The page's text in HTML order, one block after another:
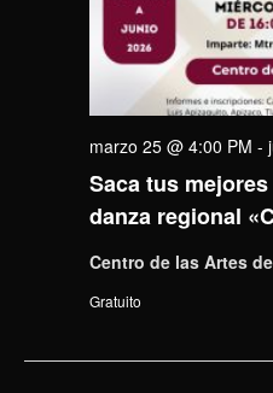
Saca tus
danza regional
marzo 25 @ 4:00 PM -
Centro de las Artes
Gratuito